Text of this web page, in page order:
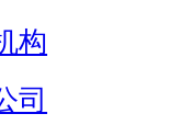
构
司